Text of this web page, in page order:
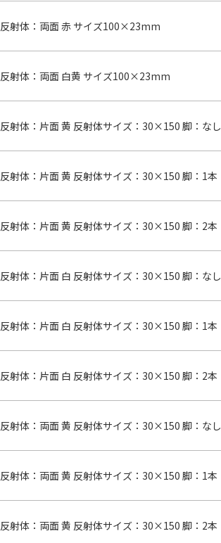
反射体：両面 赤 サイズ100×23mm
反射体：両面 白黄 サイズ100×23mm
反射体：片面 黄 反射体サイズ：30×150 脚：なし
反射体：片面 黄 反射体サイズ：30×150 脚：1本
反射体：片面 黄 反射体サイズ：30×150 脚：2本
反射体：片面 白 反射体サイズ：30×150 脚：なし
反射体：片面 白 反射体サイズ：30×150 脚：1本
反射体：片面 白 反射体サイズ：30×150 脚：2本
反射体：両面 黄 反射体サイズ：30×150 脚：なし
反射体：両面 黄 反射体サイズ：30×150 脚：1本
反射体：両面 黄 反射体サイズ：30×150 脚：2本